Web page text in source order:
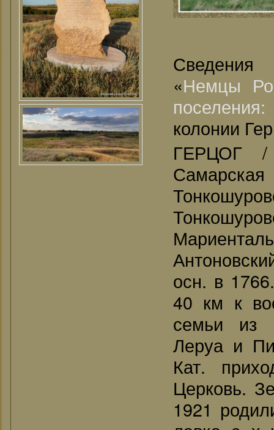
«Немцы
колонии
ГЕРЦОГ /
Самарская
осн. в
40 км к
семьи из
Леруа и
Кат.
Церковь.
1921